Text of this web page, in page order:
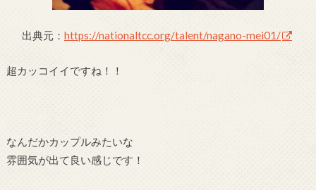
出典元： https://nationaltcc.org/talent/nagano-mei01/
超カッコイイですね！！
なんだかカップルみたいな
雰囲気が出て良い感じです！